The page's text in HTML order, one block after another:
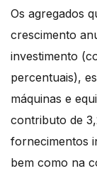
Os agregados
crescimento
investimento
percentuais),
máquinas e
contributo de
fornecimentos
bem como na